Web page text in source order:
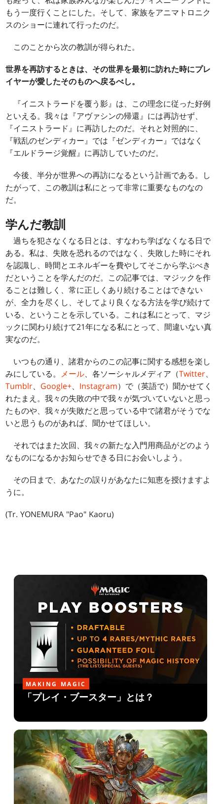
もう一度行くことにした。そして、家族をアニマトロニク
スのショーに連れて行ったのだ。
このことから次の教訓が得られた。
世界を再訪するときは、その世界を最初に訪れた時にプレ
イヤーが愛したそのものへ戻るべし。
『イニストラードを覆う影』は、この理念に従った好例
といえる。我々は『アヴァシンの帰還』には再訪せず、
『イニストラード』に再訪したのだ。それと対照的に、
『戦乱のゼンディカー』では『ゼンディカー』ではなく
『エルドラージ覚醒』に再訪していたのだ。
今後、半分が世界への再訪になるという計画である。し
たがって、この教訓は私にとって非常に重要なものなの
だ。
学んだ教訓
過ちを犯さなくなる日とは、すなわち学ばなくなる日で
ある。私は、失敗を恐れるのではなく、失敗した時にそれ
を認識し、時間とエネルギーを費やしてそこから学ぶべき
だということを学んだのだ。この記事では、マジックを作
ることは難しく、常に正しくあり続けることはできない
が、全力を尽くし、そしてより良くなる方法を学び続けて
いる、ということを示している。これは私にとって、マジ
ックに関わり続けて21年になる私にとって、間違いない真
実なのだ。
いつもの通り、諸君からのこの記事に関する感想を楽し
みにしている。 メール、各ソーシャルメディア（Twitter、
Tumblr、 Google+、 Instagram）で（英語で）聞かせてく
れたまえ。我々の失敗の中で我々が気づいていないと思っ
たものや、我々が失敗だと思っている中で諸君がそうでな
いと思うものがあれば、聞かせてほしい。
それではまた次回、我々の新たな入門用商品がどのよう
なものになるかお知らせできる日にお会いしよう。
その日まで、あなたの誤りがあなたに知恵を授けますよ
うに。
(Tr. YONEMURA "Pao" Kaoru)
MAKING MAGIC
「プレイ・ブースター」とは？